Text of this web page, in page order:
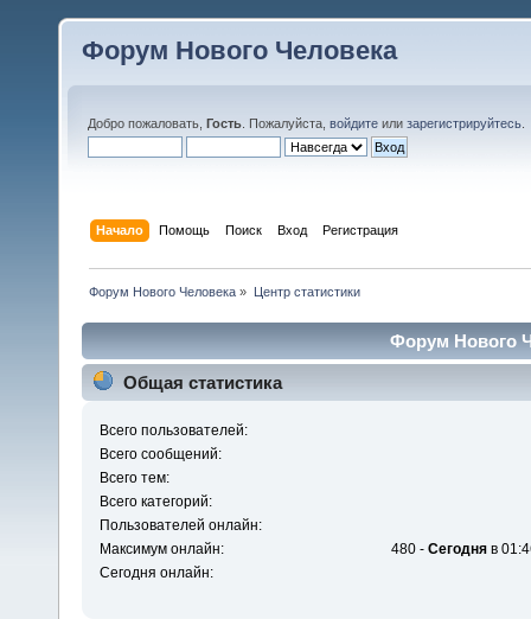
Форум Нового Человека
Добро пожаловать, Гость . Пожалуйста, войдите или зарегистрируйтесь
Начало Помощь Поиск Вход Регистрация
Форум Нового Человека » Центр статистики
Форум Нового
Общая статистика
Всего пользователей:
Всего сообщений:
Всего тем:
Всего категорий:
Пользователей онлайн:
Максимум онлайн:
480 - Сегодняв
Сегодня онлайн: